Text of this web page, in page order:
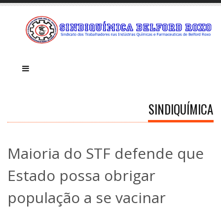
SINDIQUÍMICA
Maioria do STF defende que
Estado possa obrigar
população a se vacinar